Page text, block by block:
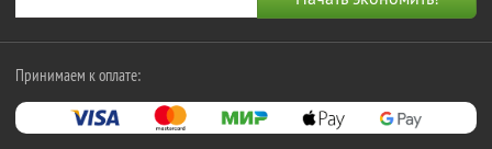
Принимаем к оплате: